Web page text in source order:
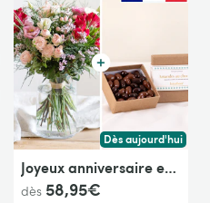
(pour toute commande passée
Dès aujourd'hui
Livraison dès
Joyeux anniversaire et ses amandes au chocolat
dès 58,95€